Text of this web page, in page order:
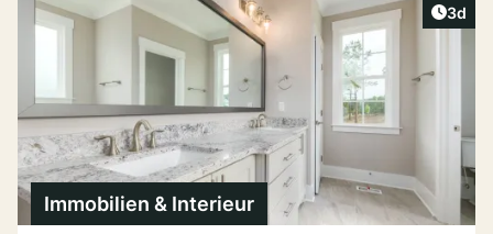
3d
Immobilien & Interieur